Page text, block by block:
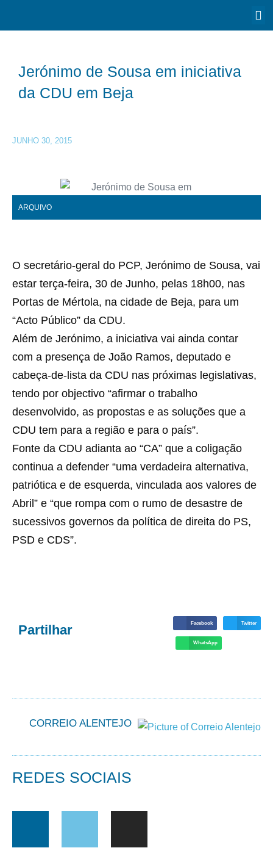
Jerónimo de Sousa em iniciativa
da CDU em Beja
JUNHO 30, 2015
ARQUIVO
O secretário-geral do PCP, Jerónimo de Sousa, vai
estar terça-feira, 30 de Junho, pelas 18h00, nas
Portas de Mértola, na cidade de Beja, para um
“Acto Público” da CDU.
Além de Jerónimo, a iniciativa vai ainda contar
com a presença de João Ramos, deputado e
cabeça-de-lista da CDU nas próximas legislativas,
tendo por objectivo “afirmar o trabalho
desenvolvido, as propostas e as soluções que a
CDU tem para a região e para o país”.
Fonte da CDU adianta ao “CA” que a coligação
continua a defender “uma verdadeira alternativa,
patriótica e de esquerda, vinculada aos valores de
Abril” e “que rompa com o rumo de desastre de
sucessivos governos da política de direita do PS,
PSD e CDS”.
Partilhar Facebook Twitter
WhatsApp
CORREIO ALENTEJO
REDES SOCIAIS